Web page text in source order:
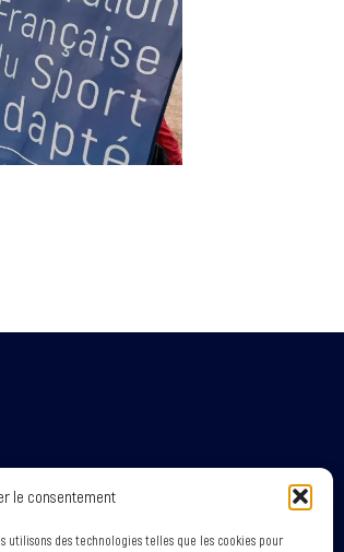
le consentement
utilisons des technologies telles que les cookies pour
Mentions légales